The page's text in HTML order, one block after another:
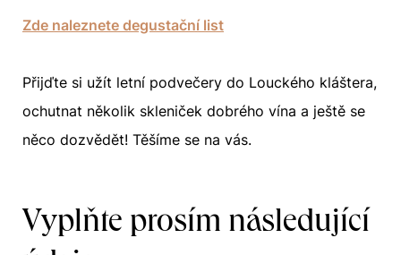
Zde naleznete degustační list
Přijďte si užít letní podvečery do Louckého kláštera,
ochutnat několik skleniček dobrého vína a ještě se
něco dozvědět! Těšíme se na vás.
Vyplňte prosím následující